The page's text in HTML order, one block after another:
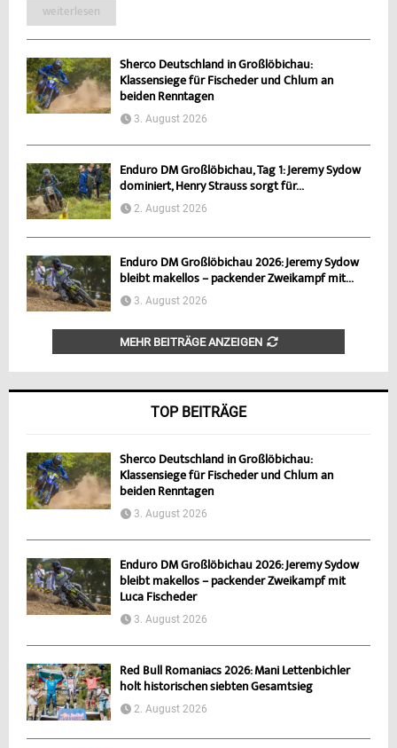
weiterlesen
Sherco Deutschland in Großlöbichau:
Klassensiege für Fischeder und Chlum an
beiden Renntagen
3. August 2026
Enduro DM Großlöbichau, Tag 1: Jeremy Sydow
dominiert, Henry Strauss sorgt für...
2. August 2026
Enduro DM Großlöbichau 2026: Jeremy Sydow
bleibt makellos – packender Zweikampf mit...
3. August 2026
MEHR BEITRÄGE ANZEIGEN
TOP BEITRÄGE
Sherco Deutschland in Großlöbichau:
Klassensiege für Fischeder und Chlum an
beiden Renntagen
3. August 2026
Enduro DM Großlöbichau 2026: Jeremy Sydow
bleibt makellos – packender Zweikampf mit
Luca Fischeder
3. August 2026
Red Bull Romaniacs 2026: Mani Lettenbichler
holt historischen siebten Gesamtsieg
2. August 2026